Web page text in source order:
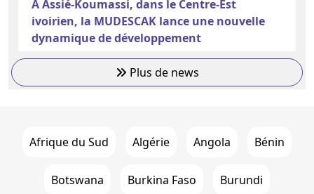
A Assié-Koumassi, dans le Centre-Est
ivoirien, la MUDESCAK lance une nouvelle
dynamique de développement
Plus de news
Afrique du Sud Algérie Angola Bénin
Botswana Burkina Faso Burundi